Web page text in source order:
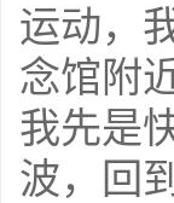
运动，
念馆附
我先是
波，回